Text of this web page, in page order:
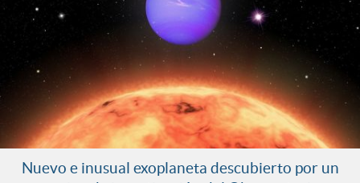
Nuevo e inusual exoplaneta descubierto por un